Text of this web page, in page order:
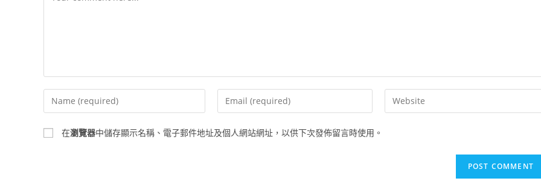
Enter
your
name
or
Enter
your
email
address
Enter
your
在瀏覽器中儲存顯示名稱、電子郵件地址及個人網站網址，以供下次發佈留言時使用。